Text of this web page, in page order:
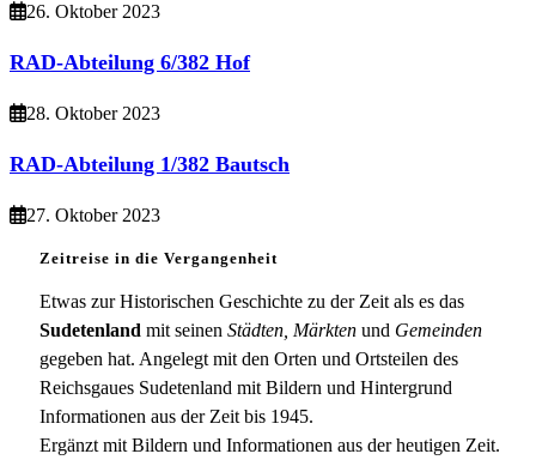
26. Oktober 2023
RAD-Abteilung 6/382 Hof
28. Oktober 2023
RAD-Abteilung 1/382 Bautsch
27. Oktober 2023
Zeitreise in die Vergangenheit
Etwas zur Historischen Geschichte zu der Zeit als es das
Sudetenland mit seinen Städten, Märkten und Gemeinden
gegeben hat. Angelegt mit den Orten und Ortsteilen des
Reichsgaues Sudetenland mit Bildern und Hintergrund
Informationen aus der Zeit bis 1945.
Ergänzt mit Bildern und Informationen aus der heutigen Zeit.